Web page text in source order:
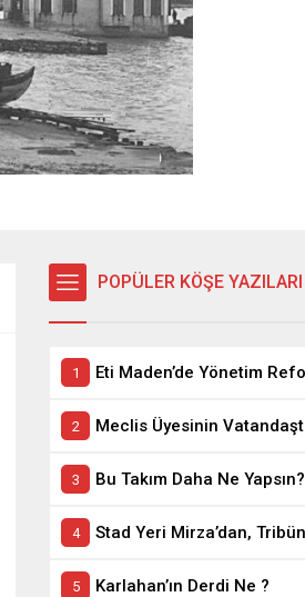
POPÜLER KÖŞE YAZILARI
Bu Takım Daha Ne Yapsın?
Karlahan’ın Derdi Ne ?